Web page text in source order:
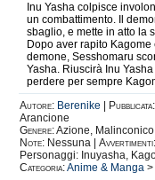
Inu Yasha colpisce
un combattimento. Il
sbaglio, e mette in atto la
Dopo aver rapito
demone, Sesshomaru
Yasha. Riuscirà Inu
perdere per sempre
Autore: Berenike Pubblicata:
Arancione
Genere:Azione,
Note: Nessuna | Avvertimenti:
Personaggi: Inuyasha,
Categoria:Anime & Manga >